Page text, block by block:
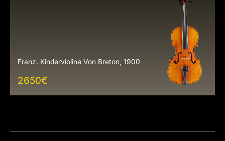
Franz. Kindervioline Von Breton, 1900
2650€